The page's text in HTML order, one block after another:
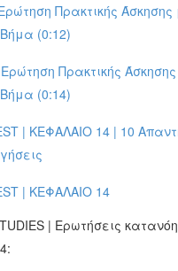
Πρακτικής
(0:12)
Πρακτικής
(0:14)
| ΚΕΦΑΛΑΙΟ 14 | 10
| ΚΕΦΑΛΑΙΟ 14
| Ερωτήσεις